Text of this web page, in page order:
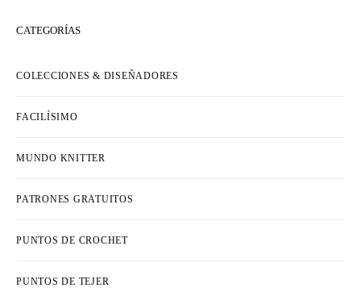
CATEGORÍAS
COLECCIONES & DISEÑADORES
FACILÍSIMO
MUNDO KNITTER
PATRONES GRATUITOS
PUNTOS DE CROCHET
PUNTOS DE TEJER